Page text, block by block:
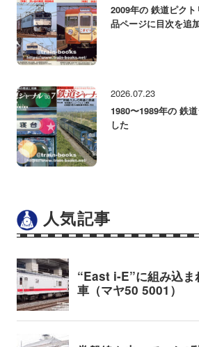
2009年の 鉄道ピク
品ページに目次を追
2026.07.23
1980〜1989年の 鉄
した
人気記事